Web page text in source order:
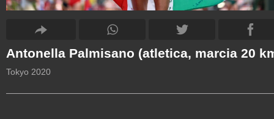
Antonella Palmisano (atletica, marcia 20
Tokyo 2020